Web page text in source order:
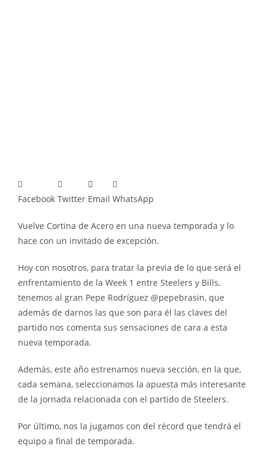
Facebook Twitter Email WhatsApp
Vuelve Cortina de Acero en una nueva temporada y lo
hace con un invitado de excepción.
Hoy con nosotros, para tratar la previa de lo que será el
enfrentamiento de la Week 1 entre Steelers y Bills,
tenemos al gran Pepe Rodríguez @pepebrasin, que
además de darnos las que son para él las claves del
partido nos comenta sus sensaciones de cara a esta
nueva temporada.
Además, este año estrenamos nueva sección, en la que,
cada semana, seleccionamos la apuesta más interesante
de la jornada relacionada con el partido de Steelers.
Por último, nos la jugamos con del récord que tendrá el
equipo a final de temporada.